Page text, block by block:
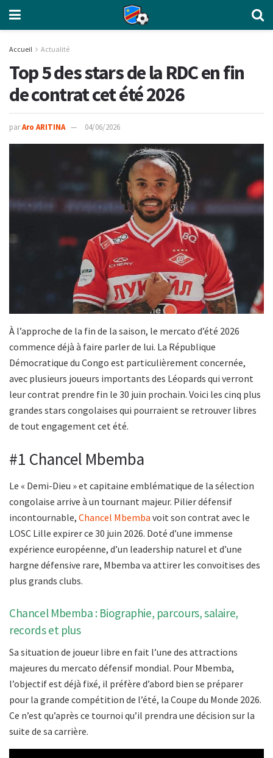
Accueil Actualité
Top 5 des stars de la RDC en fin
de contrat cet été 2026
parAro ARITINA 04/06/2026
À l’approche de la fin de la saison, le mercato d’été 2026
commence déjà à faire parler de lui. La République
Démocratique du Congo est particulièrement concernée,
avec plusieurs joueurs importants des Léopards qui verront
leur contrat prendre fin le 30 juin prochain. Voici les cinq plus
grandes stars congolaises qui pourraient se retrouver libres
de tout engagement cet été.
#1 Chancel Mbemba
Le « Demi-Dieu » et capitaine emblématique de la sélection
congolaise arrive à un tournant majeur. Pilier défensif
incontournable, Chancel Mbemba voit son contrat avec le
LOSC Lille expirer ce 30 juin 2026. Doté d’une immense
expérience européenne, d’un leadership naturel et d’une
hargne défensive rare, Mbemba va attirer les convoitises des
plus grands clubs.
Chancel Mbemba : Biographie, parcours, salaire,
records et plus
Sa situation de joueur libre en fait l’une des attractions
majeures du mercato défensif mondial. Pour Mbemba,
l’objectif est déjà fixé, il préfère d’abord bien se préparer
pour la grande compétition de l’été, la Coupe du Monde 2026.
Ce n’est qu’après ce tournoi qu’il prendra une décision sur la
suite de sa carrière.